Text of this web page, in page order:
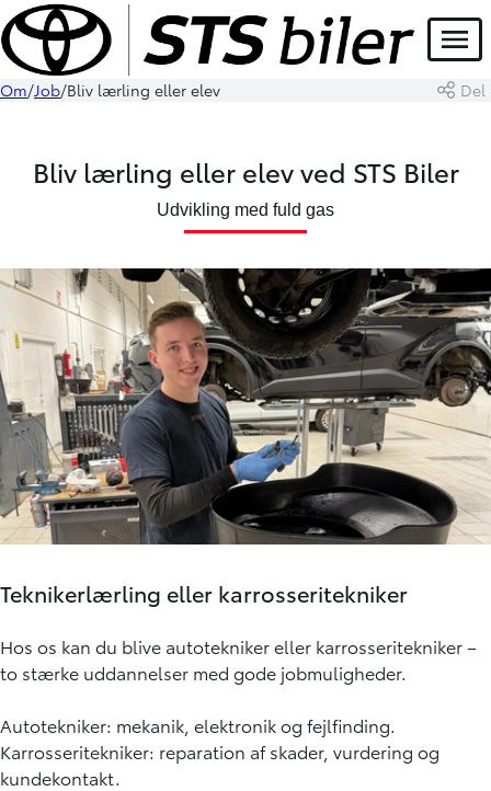
Menu
Om Job Bliv lærling eller elev Del
Bliv lærling eller elev ved STS Biler
Udvikling med fuld gas
Teknikerlærling eller karrosseritekniker
Hos os kan du blive autotekniker eller karrosseritekniker –
to stærke uddannelser med gode jobmuligheder.
Autotekniker: mekanik, elektronik og fejlfinding.
Karrosseritekniker: reparation af skader, vurdering og
kundekontakt.